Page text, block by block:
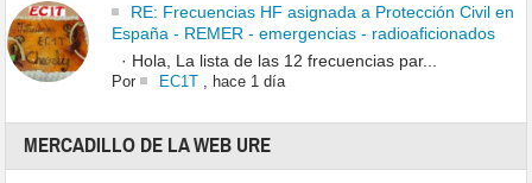
RE: Frecuencias HF asignada a Protección Civil en
España - REMER - emergencias - radioaficionados
· Hola, La lista de las 12 frecuencias par...
Por EC1T, hace 1 día
MERCADILLO DE LA WEB URE